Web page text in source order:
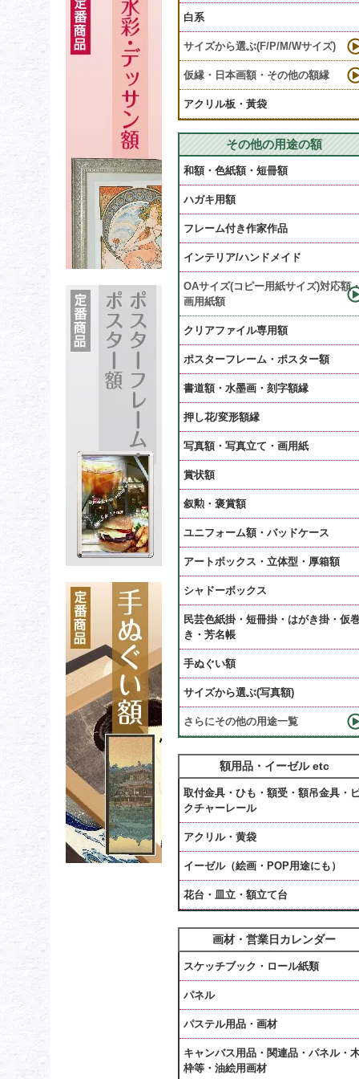
白系
サイズから選ぶ(F/P/M/Wサイズ)
仮縁・日本画額・その他の額縁
アクリル板・黃袋
その他の用途の額
和額・色紙額・短冊額
ハガキ用額
フレーム付き作家作品
インテリア/ハンドメイド
OAサイズ(コピー用紙サイズ)対応額
画用紙額
クリアファイル専用額
ポスターフレーム・ポスター額
書道額・水墨画・刻字額縁
押し花/変形額縁
写真額・写真立て・画用紙
賞状額
叙勲・褒賞額
ユニフォーム額・バッドケース
アートボックス・立体型・厚箱額
シャドーボックス
民芸色紙掛・短冊掛・はがき掛・仮
き・芳名帳
手ぬぐい額
サイズから選ぶ(写真額)
さらにその他の用途一覧
額用品・イーゼル etc
取付金具・ひも・額受・額吊金具・
クチャーレール
アクリル・黄袋
イーゼル（絵画・POP用途にも）
花台・皿立・額立て台
画材・営業日カレンダー
スケッチブック・ロール紙類
パネル
パステル用品・画材
キャンバス用品・関連品・パネル・
枠等・油絵用画材